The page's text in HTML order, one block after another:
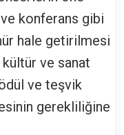
ve konferans gibi
hale getirilmesi
ve sanat
ve teşvik
gerekliliğine